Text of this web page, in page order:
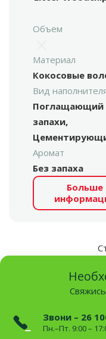
Объем
Материал
Кокосовые
Вид
Поглащающий
запахи,
Аромат
Без запаха
Больше
Звони – 26
Пн.–Пт. 9:00 –